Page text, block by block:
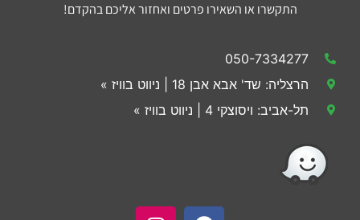
התקשרו או השאירו פרטים ואחזור אליכם בהקדם!
050-7334277
הרצליה: שד' אבא אבן 18 | ניווט בוויז »
תל-אביב: ויסוצקי 4 | ניווט בוויז »